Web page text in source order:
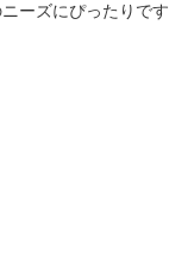
ーズにぴったりです.